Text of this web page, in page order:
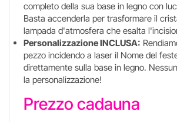
completo della sua base in legno con
Basta accenderla per trasformare il
lampada d'atmosfera che esalta
Personalizzazione INCLUSA:
pezzo incidendo a laser il Nome del
direttamente sulla base in legno.
la personalizzazione!
Prezzo cadauna